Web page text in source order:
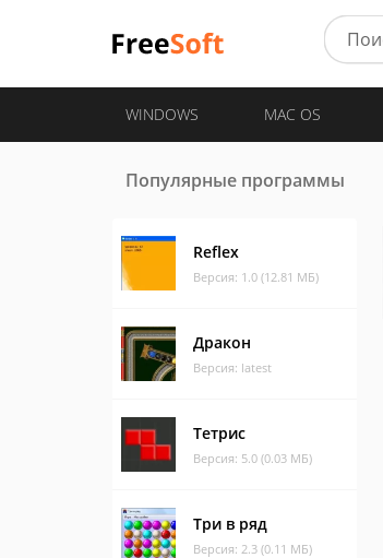
WINDOWS MAC OS
Популярные программы
Reflex
Версия: 1.0 (12.81 МБ)
Дракон
Версия: latest
Тетрис
Версия: 5.0 (0.03 МБ)
Три в ряд
Версия: 2.3 (0.11 МБ)